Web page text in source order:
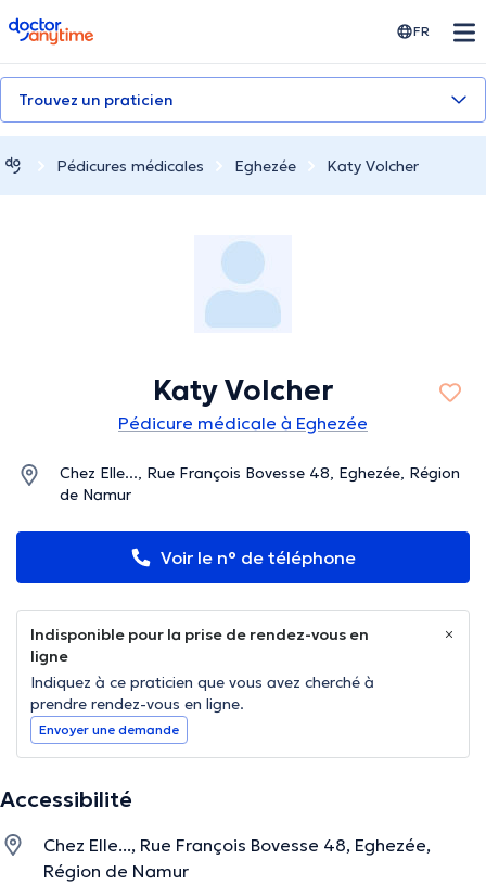
doctoranytime FR
Trouvez un praticien
Pédicures médicales Eghezée Katy Volcher
Katy Volcher
Pédicure médicale à Eghezée
Chez Elle..., Rue François Bovesse 48, Eghezée, Région
de Namur
Voir le n° de téléphone
Indisponible pour la prise de rendez-vous en
ligne
Indiquez à ce praticien que vous avez cherché à
prendre rendez-vous en ligne.
Envoyer une demande
Accessibilité
Chez Elle..., Rue François Bovesse 48, Eghezée,
Région de Namur